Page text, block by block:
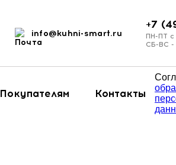
info@kuhni-smart.ru
+7
ПН-ПТ
СБ-ВС
Покупателям Контакты